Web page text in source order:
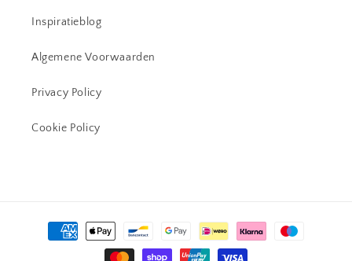
Inspiratieblog
Algemene Voorwaarden
Privacy Policy
Cookie Policy
Betaalmethoden